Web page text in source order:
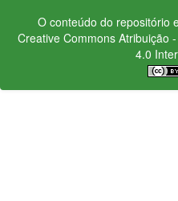
O conteúdo do repositório
Creative CommonsAtribuição -
4.0